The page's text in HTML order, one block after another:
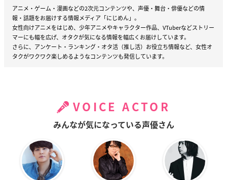
アニメ・ゲーム・漫画などの2次元コンテンツや、声優・舞台・俳優などの情
報・話題をお届けする情報メディア「にじめん」。
女性向けアニメをはじめ、少年アニメやキャラクター作品、VTuberなどストリー
マーにも幅を広げ、オタクが気になる情報を幅広くお届けしています。
さらに、アンケート・ランキング・オタ活（推し活）お役立ち情報など、女性オ
タクがワクワク楽しめるようなコンテンツも発信しています。
VOICE ACTOR
みんなが気になっている声優さん